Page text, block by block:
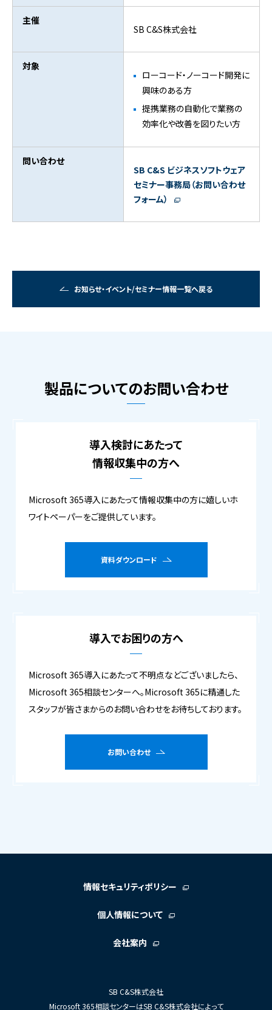
主催
SB C&S株式会社
対象
ローコード・ノーコード開発に
興味のある方
提携業務の自動化で業務の
効率化や改善を図りたい方
問い合わせ
SB C&S ビジネスソフトウェア
セミナー事務局（お問い合わせ
フォーム）
お知らせ・イベント/セミナー情報一覧へ戻る
製品についてのお問い合わせ
導入検討にあたって
情報収集中の方へ
Microsoft 365導入にあたって情報収集中の方に嬉しいホ
ワイトペーパーをご提供しています。
資料ダウンロード
導入でお困りの方へ
Microsoft 365導入にあたって不明点などございましたら、
Microsoft 365相談センターへ。Microsoft 365に精通した
スタッフが皆さまからのお問い合わせをお待ちしております。
お問い合わせ
情報セキュリティポリシー
個人情報について
会社案内
SB C&S株式会社
Microsoft 365相談センターはSB C&S株式会社によって